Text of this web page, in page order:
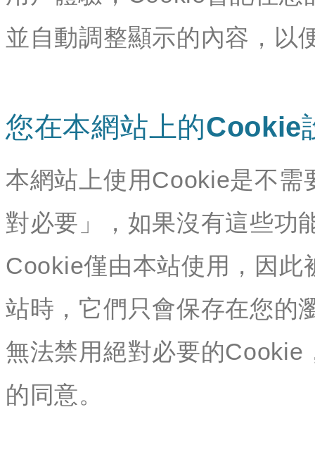
並自動調整顯示的內容，以
您在本網站上的Cookie
本網站上使用Cookie是不
對必要」，如果沒有這些功
Cookie僅由本站使用，因
站時，它們只會保存在您的
無法禁用絕對必要的
的同意。